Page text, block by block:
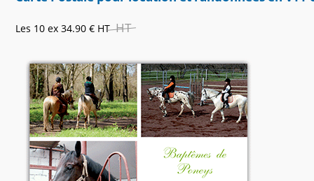
Les 10 ex 34.90 € HT HT